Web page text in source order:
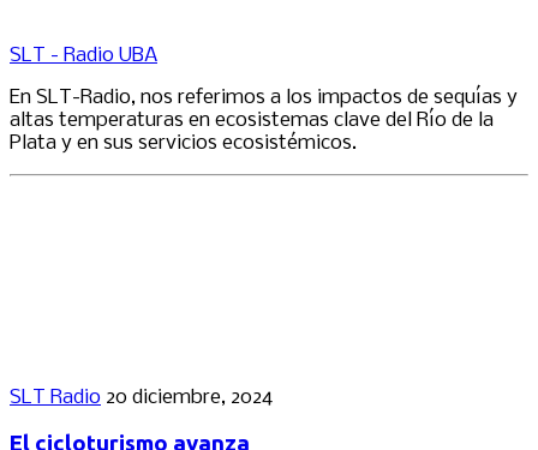
SLT - Radio UBA
En SLT-Radio, nos referimos a los impactos de sequías y
altas temperaturas en ecosistemas clave del Río de la
Plata y en sus servicios ecosistémicos.
SLT Radio 20 diciembre, 2024
El cicloturismo avanza